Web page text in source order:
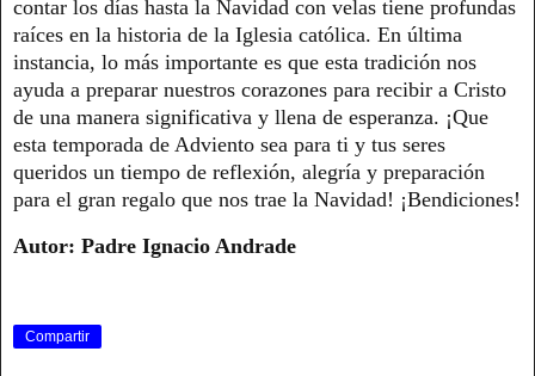
contar los días hasta la Navidad con velas tiene profundas
raíces en la historia de la Iglesia católica. En última
instancia, lo más importante es que esta tradición nos
ayuda a preparar nuestros corazones para recibir a Cristo
de una manera significativa y llena de esperanza. ¡Que
esta temporada de Adviento sea para ti y tus seres
queridos un tiempo de reflexión, alegría y preparación
para el gran regalo que nos trae la Navidad! ¡Bendiciones!
Autor: Padre Ignacio Andrade
Compartir